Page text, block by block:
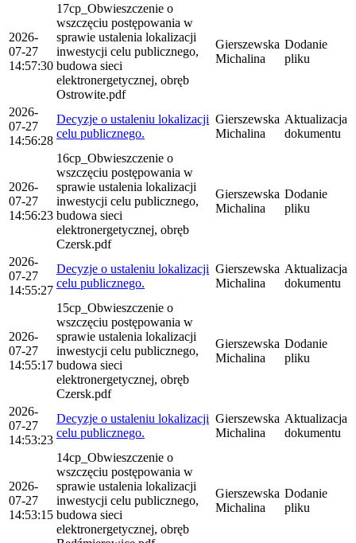
2026-
07-27
14:57:30
17cp_Obwieszczenie o
wszczęciu postępowania w
sprawie ustalenia lokalizacji
inwestycji celu publicznego,
budowa sieci
elektronergetycznej, obręb
Ostrowite.pdf
Gierszewska
Michalina
Dodanie
pliku
2026-
07-27
14:56:28
Decyzje o ustaleniu lokalizacji
celu publicznego.
Gierszewska
Michalina
Aktualizacja
dokumentu
2026-
07-27
14:56:23
16cp_Obwieszczenie o
wszczęciu postępowania w
sprawie ustalenia lokalizacji
inwestycji celu publicznego,
budowa sieci
elektronergetycznej, obręb
Czersk.pdf
Gierszewska
Michalina
Dodanie
pliku
2026-
07-27
14:55:27
Decyzje o ustaleniu lokalizacji
celu publicznego.
Gierszewska
Michalina
Aktualizacja
dokumentu
2026-
07-27
14:55:17
15cp_Obwieszczenie o
wszczęciu postępowania w
sprawie ustalenia lokalizacji
inwestycji celu publicznego,
budowa sieci
elektronergetycznej, obręb
Czersk.pdf
Gierszewska
Michalina
Dodanie
pliku
2026-
07-27
14:53:23
Decyzje o ustaleniu lokalizacji
celu publicznego.
Gierszewska
Michalina
Aktualizacja
dokumentu
2026-
07-27
14:53:15
14cp_Obwieszczenie o
wszczęciu postępowania w
sprawie ustalenia lokalizacji
inwestycji celu publicznego,
budowa sieci
elektronergetycznej, obręb
Gierszewska
Michalina
Dodanie
pliku